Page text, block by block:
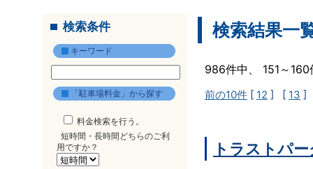
検索条件
キーワード
「駐車場料金」から探す
料金検索を行う。
短時間・長時間どちらのご利
用ですか？
検索結果一
986件中、 151～
前の10件 [ 12 ] [ 13 ]
トラストパ